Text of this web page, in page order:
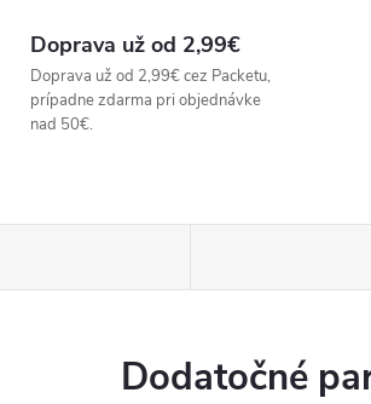
Doprava už od 2,99€
Doprava už od 2,99€ cez Packetu,
prípadne zdarma pri objednávke
nad 50€.
Dodatočné